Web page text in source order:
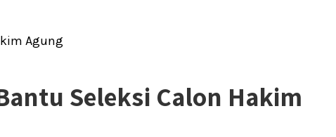
Seleksi Calon Hakim